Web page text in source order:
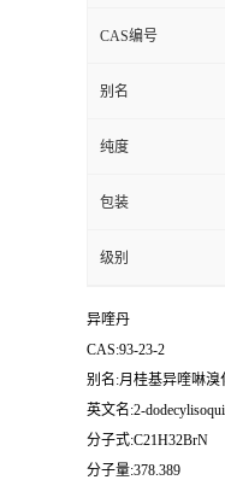
CAS编号
别名
纯度
包装
级别
异喹丹
CAS:93-23-2
别名:月桂基异喹啉溴
英文名:2-
分子式:C21H32BrN
分子量:378.389